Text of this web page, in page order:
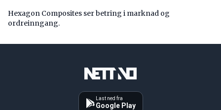
Hexagon Composites ser betring i marknad og
ordreinngang.
Last ned fra
Google Play